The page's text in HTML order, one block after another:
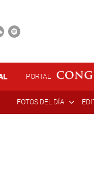
PORTAL
FOTOS DEL DÍA